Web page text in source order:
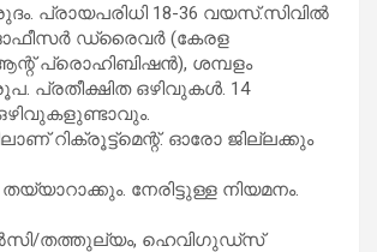
പ്രായപരിധി 18-36 വയസ്.സിവില്‍
ഡ്രൈവര്‍ (കേരള
പ്രൊഹിബിഷന്‍), ശമ്പളം
രൂപ. പ്രതീക്ഷിത ഒഴിവുകള്‍. 14
റിക്രൂട്ട്‌മെന്റ്. ഓരോ ജില്ലക്കും
തയ്യാറാക്കും. നേരിട്ടുള്ള നിയമനം.
തത്തുല്യം, ഹെവിഗുഡ്‌സ്